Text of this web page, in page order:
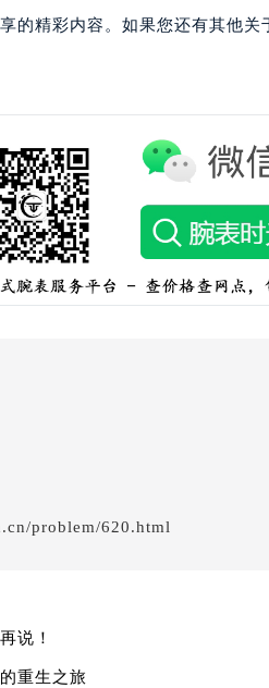
的精彩内容。如果您还有其他
problem/620.html
说！
重生之旅